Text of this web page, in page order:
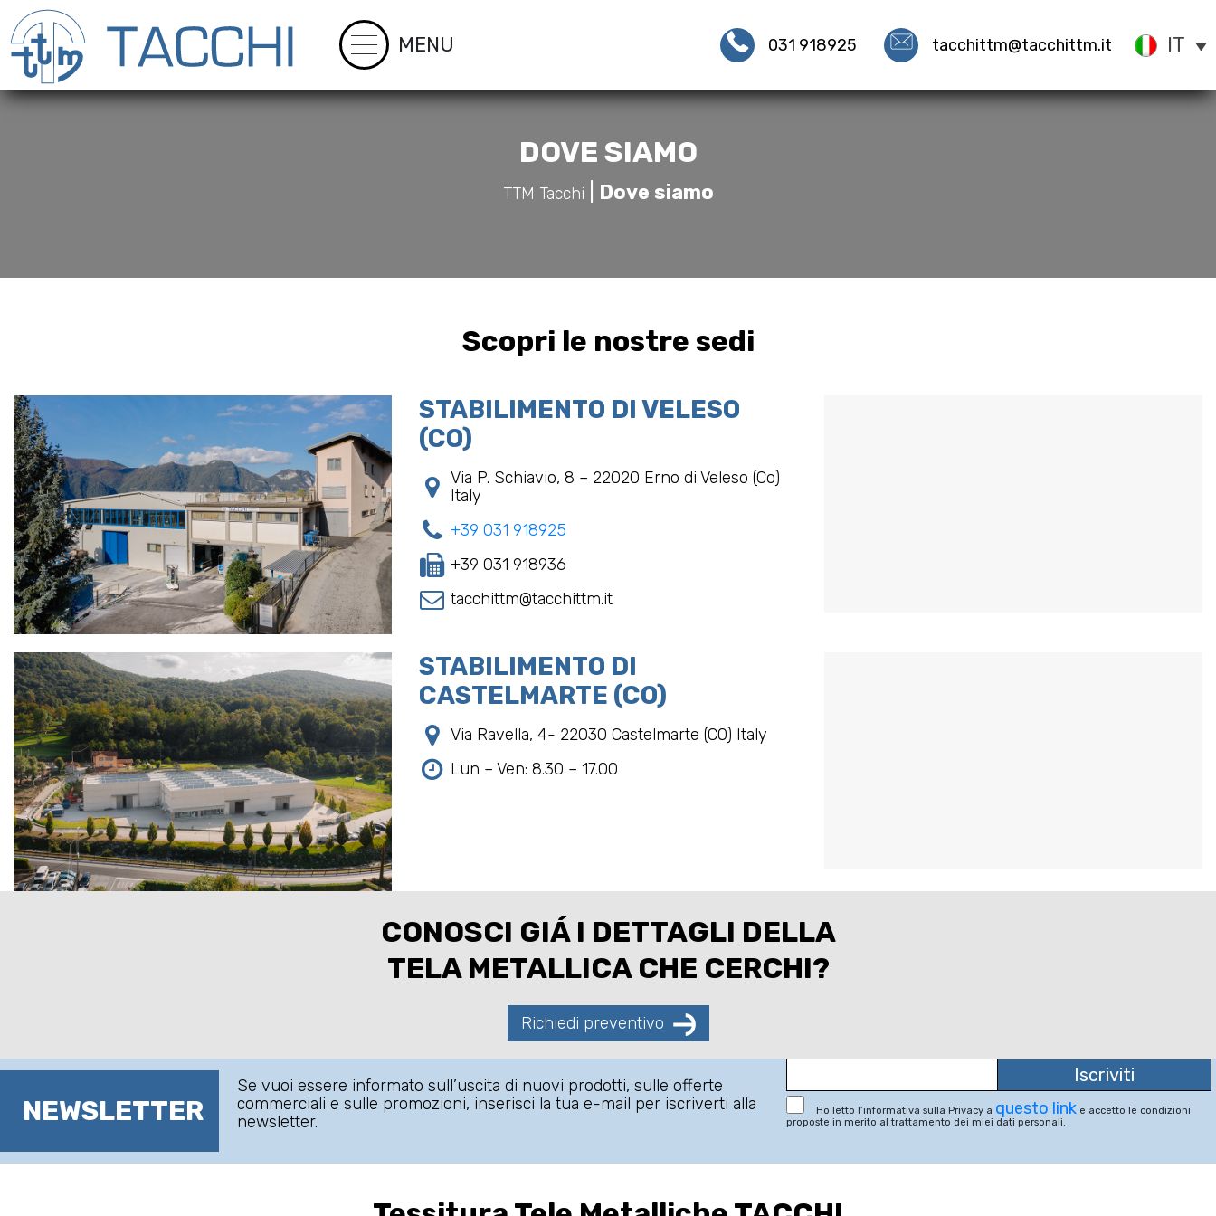
031 918925 tacchittm@tacchittm.it IT
DOVE SIAMO
TTM Tacchi Dove siamo
Scopri le nostre sedi
STABILIMENTO DI VELESO
(CO)
Via P. Schiavio, 8 – 22020 Erno di Veleso (Co)
Italy
+39 031 918925
+39 031 918936
tacchittm@tacchittm.it
STABILIMENTO DI
CASTELMARTE (CO)
Via Ravella, 4- 22030 Castelmarte (CO) Italy
Lun – Ven: 8.30 – 17.00
CONOSCI GIÁ I DETTAGLI DELLA
TELA METALLICA CHE CERCHI?
Richiedi preventivo
NEWSLETTER
Se vuoi essere informato sull’uscita di nuovi prodotti, sulle offerte
commerciali e sulle promozioni, inserisci la tua e-mail per iscriverti alla
newsletter.
Ho letto l’informativa sulla Privacy a questo link e accetto le condizioni
proposte in merito al trattamento dei miei dati personali.